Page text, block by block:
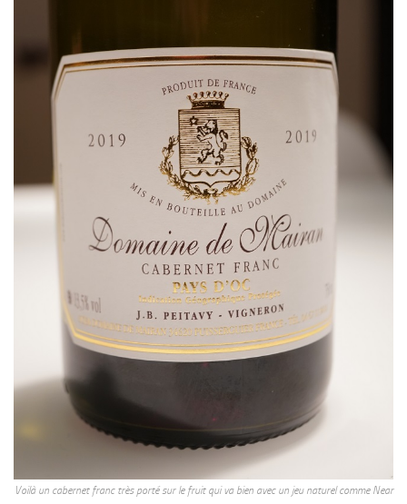
Voilà un cabernet franc très porté sur le fruit qui va bien avec un jeu naturel comme Near